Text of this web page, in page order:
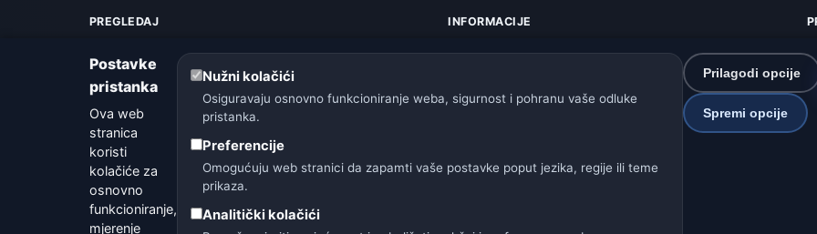
PREGLEDAJ
Upozorenja
Vodič
Rječnik vremena
Usporedba gradova
Vremenski widget
INFORMACIJE
Kako radi prognoza
Postavke
pristanka
Ova web
stranica
koristi
kolačiće za
osnovno
funkcioniranje,
mjerenje
Nužni kolačići
Osiguravaju osnovno funkcioniranje weba, sigurnost i pohranu vaše odluke
pristanka.
Preferencije
Omogućuju web stranici da zapamti vaše postavke poput jezika, regije ili teme
prikaza.
Analitički kolačići
Prilagodi opcije
Spremi opcije